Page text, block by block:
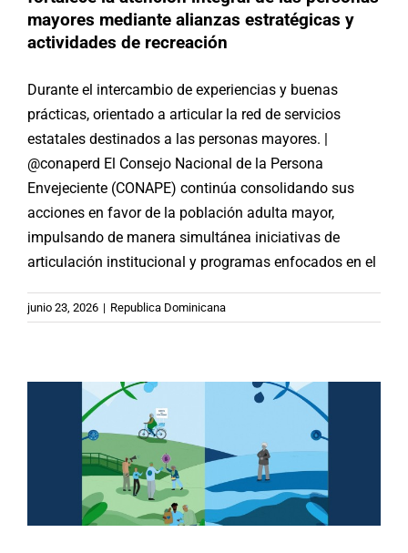
mayores mediante alianzas estratégicas y
actividades de recreación
Durante el intercambio de experiencias y buenas
prácticas, orientado a articular la red de servicios
estatales destinados a las personas mayores. |
@conaperd El Consejo Nacional de la Persona
Envejeciente (CONAPE) continúa consolidando sus
acciones en favor de la población adulta mayor,
impulsando de manera simultánea iniciativas de
articulación institucional y programas enfocados en el
junio 23, 2026 | Republica Dominicana
comunidad: estrategias
iberoamericanas frente a la soledad
Paraguay Republica Dominicana Uruguay